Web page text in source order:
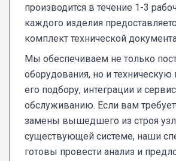
производится в течение 1-3
каждого изделия
комплект технической
Мы обеспечиваем не только
оборудования, но и
его подбору, интеграции и
обслуживанию. Если вам
замены вышедшего из строя
существующей системе, наши
готовы провести анализ и